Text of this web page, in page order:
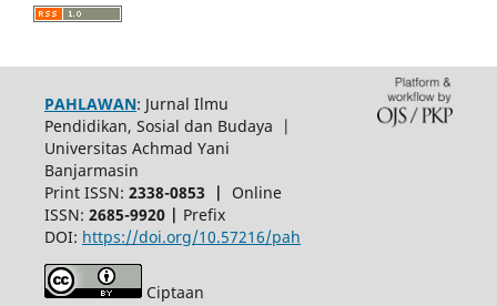
PAHLAWAN: Jurnal Ilmu
Pendidikan, Sosial dan Budaya |
Universitas Achmad Yani
Banjarmasin
Print ISSN: 2338-0853 | Online
ISSN: 2685-9920 | Prefix
DOI: https://doi.org/10.57216/pah
Ciptaan